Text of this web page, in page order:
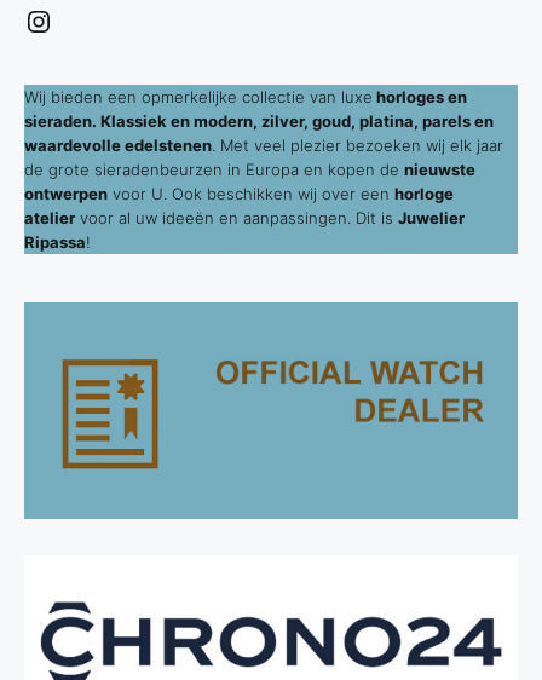
Instagram
Wij bieden een opmerkelijke collectie van luxe horloges en
sieraden. Klassiek en modern, zilver, goud, platina, parels en
waardevolle edelstenen . Met veel plezier bezoeken wij elk jaar
de grote sieradenbeurzen in Europa en kopen de nieuwste
ontwerpen voor U. Ook beschikken wij over een horloge
atelier voor al uw ideeën en aanpassingen. Dit is Juwelier
Ripassa!